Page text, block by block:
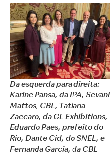
Da esquerda para direita:
Karine Pansa, da IPA, Sevani
Mattos, CBL, Tatiana
Zaccaro, da GL Exhibitions,
Eduardo Paes, prefeito do
Rio, Dante Cid, do SNEL, e
Fernanda Garcia, da CBL